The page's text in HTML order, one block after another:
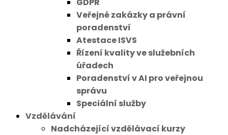
Veřejné zakázky a právní
poradenství
Atestace ISVS
Řízení kvality ve služebních
úřadech
Poradenství v AI pro veřejnou
správu
Speciální služby
Vzdělávání
Nadcházející vzdělávací kurzy